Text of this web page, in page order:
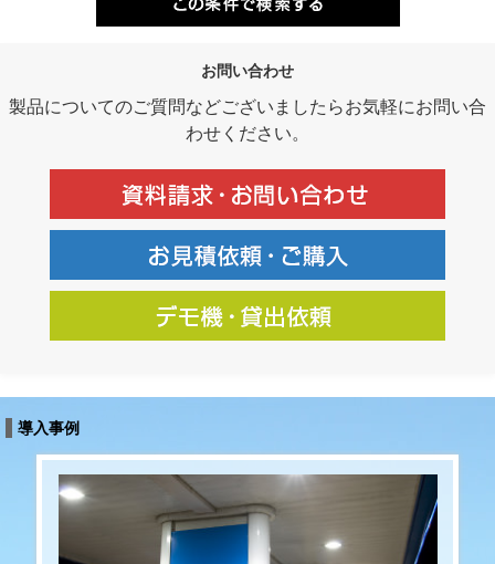
お問い合わせ
製品についてのご質問などございましたらお気軽にお問い合
わせください。
導入事例